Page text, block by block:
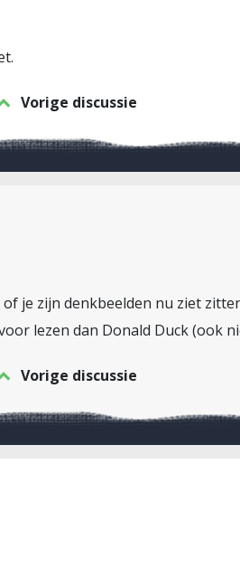
Vorige discussie
je zijn denkbeelden nu ziet
lezen dan Donald Duck (ook
Vorige discussie